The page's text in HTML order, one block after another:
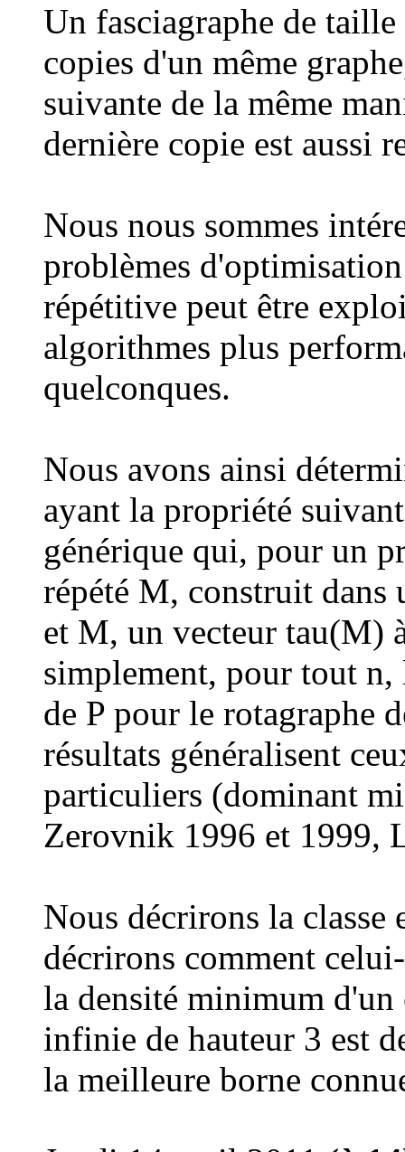
Un fasciagraphe de taille
copies d'un même
suivante de la même
dernière copie est aussi
Nous nous sommes
problèmes
répétitive peut être
algorithmes plus
quelconques.
Nous avons ainsi
ayant la propriété
générique qui, pour un
répété M, construit dans
et M, un vecteur tau(M)
simplement, pour tout
de P pour le rotagraphe
résultats généralisent
particuliers (dominant
Zerovnik 1996 et 1999,
Nous décrirons la
décrirons comment
la densité minimum d'un
infinie de hauteur 3 est
la meilleure borne